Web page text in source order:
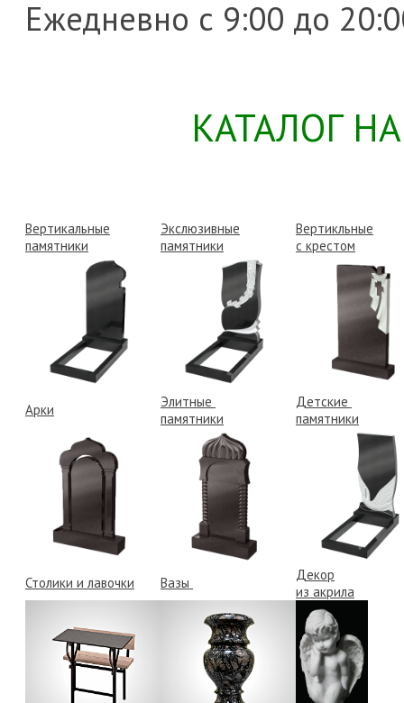
Ежедневно с 9:00 до
КАТАЛОГ
Вертикальные
памятники
Экслюзивные
памятники
Вертикльные
с крестом
Арки
Элитные
памятники
Детские
памятники
Столики и лавочки Вазы
Декор
из акрила